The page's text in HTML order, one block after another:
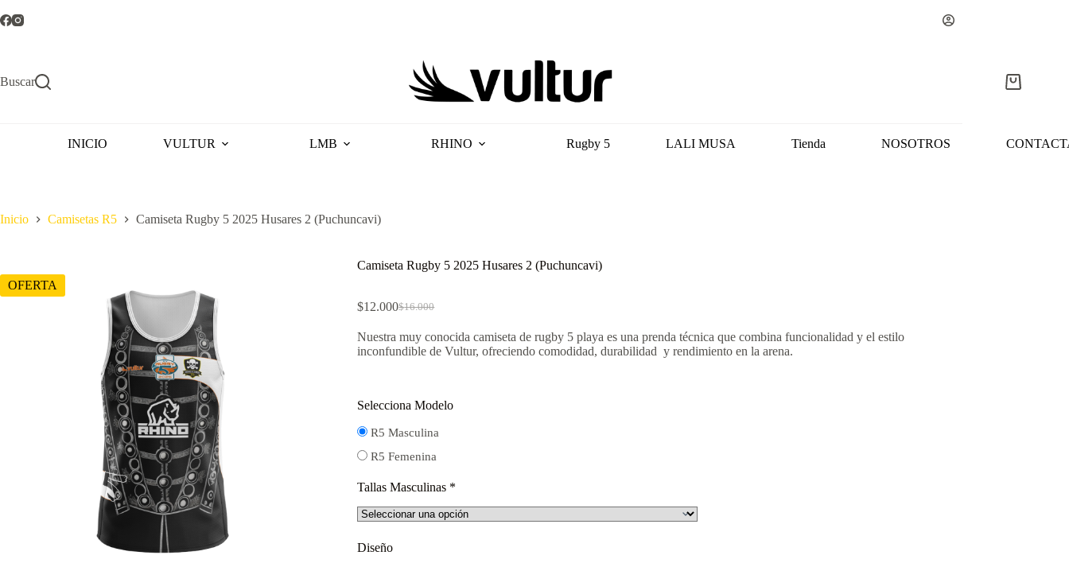
al
Buscar
Carro
INICIO VULTUR LMB RHINO Rugby 5 LALI MUSA Tienda NOSOTROS
Inicio Camisetas R5 Camiseta Rugby 5 2025 Husares 2 (Puchuncavi)
OFERTA
Camiseta Rugby 5 2025 Husares 2 (Puchuncavi)
$16.000
El
original
era:
$12.000El
actual
es:
Nuestra muy conocida camiseta de rugby 5 playa es una prenda técnica que combina funcionalidad y el estilo
inconfundible de Vultur, ofreciendo comodidad, durabilidad y rendimiento en la arena.
Selecciona Modelo
R5 Masculina
R5 Femenina
Tallas Masculinas *
Diseño